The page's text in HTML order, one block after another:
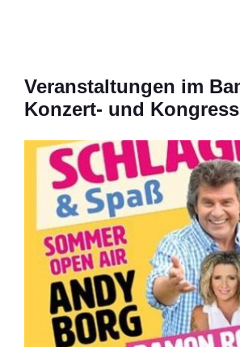
Veranstaltungen im
Konzert- und